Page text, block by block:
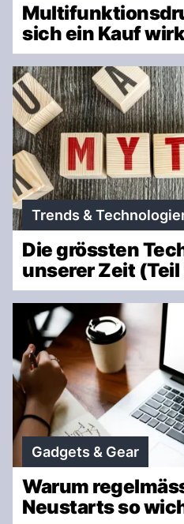
sich ein Kauf
Trends &
Die grössten
unserer Zeit (Teil
Gadgets & Gear
Warum
Neustarts so